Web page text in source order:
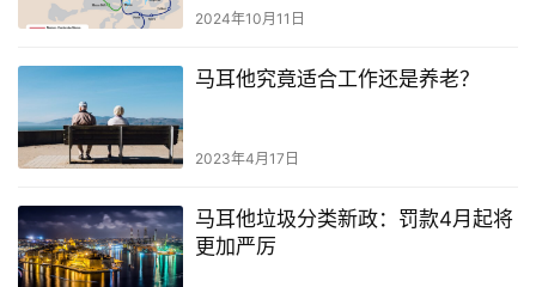
2024年10月11日
马耳他究竟适合工作还是养老？
2023年4月17日
马耳他垃圾分类新政：罚款4月起将
更加严厉